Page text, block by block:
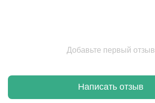
Добавьте первый отзыв
Написать отзыв